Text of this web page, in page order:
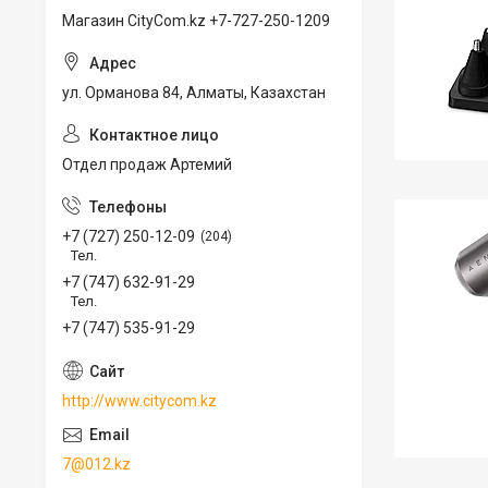
Магазин CityCom.kz +7-727-250-1209
ул. Орманова 84, Алматы, Казахстан
Отдел продаж Артемий
+7 (727) 250-12-09 204
Тел.
+7 (747) 632-91-29
Тел.
+7 (747) 535-91-29
http://www.citycom.kz
7@012.kz